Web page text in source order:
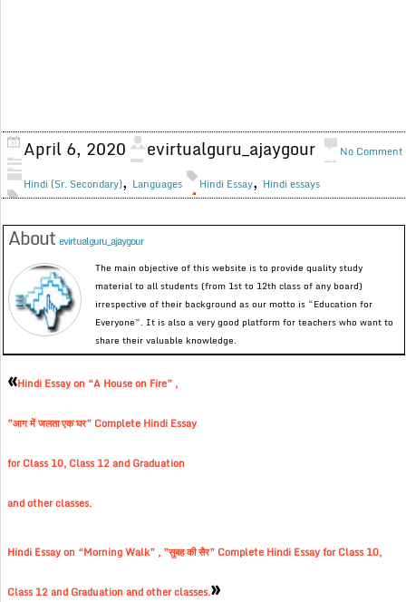
April 6, 2020 evirtualguru_ajaygour
Hindi (Sr. Secondary), Languages
No Comment
Hindi Essay, Hindi essays
Aboutevirtualguru_ajaygour
The main objective of this website is to provide quality study
material to all students (from 1st to 12th class of any board)
irrespective of their background as our motto is “Education for
Everyone”. It is also a very good platform for teachers who want to
share their valuable knowledge.
«Hindi Essay on “A House on Fire” ,
”आग में जलता एक घर” Complete Hindi Essay
for Class 10, Class 12 and Graduation
and other classes.
Hindi Essay on “Morning Walk” , ”सुबह की सैर” Complete Hindi Essay for Class 10,
Class 12 and Graduation and other classes.»